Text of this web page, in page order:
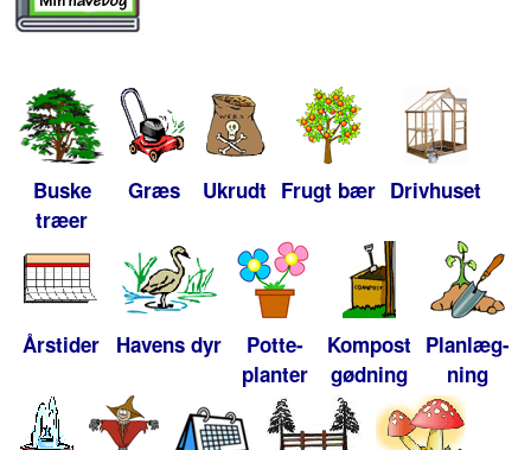
Buske
træer
Græs Ukrudt Frugt bær Drivhuset
Årstider Havens dyr
Potte-
planter
Kompost
gødning
Planlæg-
ning